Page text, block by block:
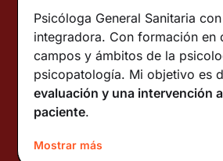
Psicóloga General Sanitaria
integradora. Con formación en
campos y ámbitos de la
psicopatología. Mi objetivo es
evaluación y una intervención
paciente.
Sobre mí
Mostrar más